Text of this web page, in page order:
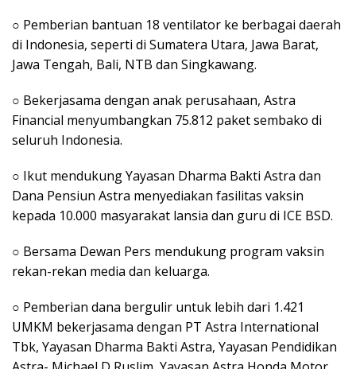
○ Pemberian bantuan 18 ventilator ke berbagai daerah
di Indonesia, seperti di Sumatera Utara, Jawa Barat,
Jawa Tengah, Bali, NTB dan Singkawang.
○ Bekerjasama dengan anak perusahaan, Astra
Financial menyumbangkan 75.812 paket sembako di
seluruh Indonesia.
○ Ikut mendukung Yayasan Dharma Bakti Astra dan
Dana Pensiun Astra menyediakan fasilitas vaksin
kepada 10.000 masyarakat lansia dan guru di ICE BSD.
○ Bersama Dewan Pers mendukung program vaksin
rekan-rekan media dan keluarga.
○ Pemberian dana bergulir untuk lebih dari 1.421
UMKM bekerjasama dengan PT Astra International
Tbk, Yayasan Dharma Bakti Astra, Yayasan Pendidikan